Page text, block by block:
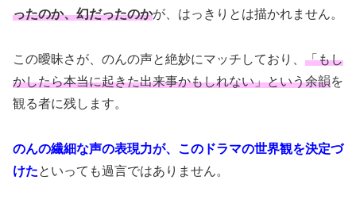
ったのか、幻だったのかが、はっきりとは描かれません。
この曖昧さが、のんの声と絶妙にマッチしており、 「もし
かしたら本当に起きた出来事かもしれない」という余韻を
観る者に残します。
のんの繊細な声の表現力が、このドラマの世界観を決定づ
けたといっても過言ではありません。